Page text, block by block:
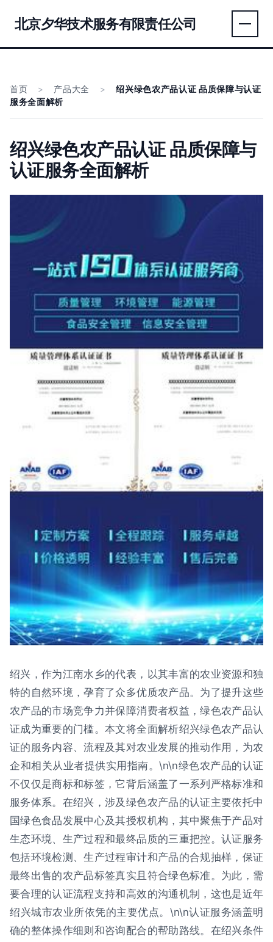
北京夕华技术服务有限责任公司
首页 > 产品大全 >
绍兴绿色农产品认证 品质保障与认证
服务全面解析
绍兴绿色农产品认证 品质保障与
认证服务全面解析
绍兴，作为江南水乡的代表，以其丰富的农业资源和独
特的自然环境，孕育了众多优质农产品。为了提升这些
农产品的市场竞争力并保障消费者权益，绿色农产品认
证成为重要的门槛。本文将全面解析绍兴绿色农产品认
证的服务内容、流程及其对农业发展的推动作用，为农
企和相关从业者提供实用指南。\n\n绿色农产品的认证
不仅仅是商标和标签，它背后涵盖了一系列严格标准和
服务体系。在绍兴，涉及绿色农产品的认证主要依托中
国绿色食品发展中心及其授权机构，其中聚焦于产品对
生态环境、生产过程和最终品质的三重把控。认证服务
包括环境检测、生产过程审计和产品的合规抽样，保证
最终出售的农产品标签真实且符合绿色标准。为此，需
要合理的认证流程支持和高效的沟通机制，这也是近年
绍兴城市农业所依凭的主要优点。\n\n认证服务涵盖明
确的整体操作细则和咨询配合的帮助路线。在绍兴条件